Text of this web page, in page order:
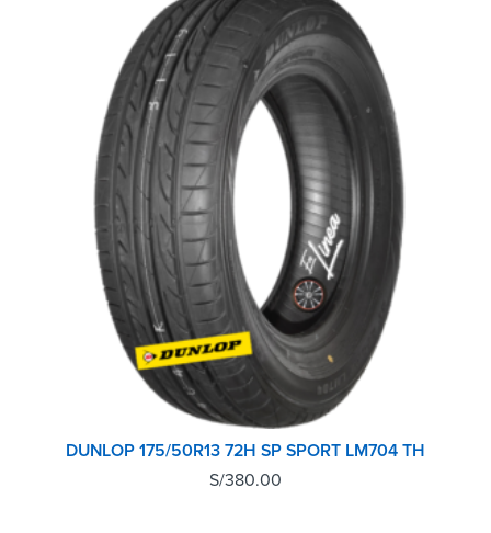
DUNLOP 175/50R13 72H SP SPORT LM704 TH
S/380.00